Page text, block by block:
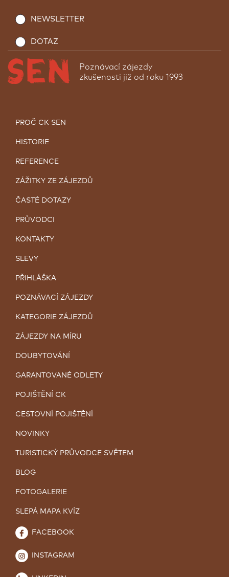
NEWSLETTER
DOTAZ
Poznávací zájezdy
zkušenosti již od roku 1993
PROČ CK SEN
HISTORIE
REFERENCE
ZÁŽITKY ZE ZÁJEZDŮ
ČASTÉ DOTAZY
PRŮVODCI
KONTAKTY
SLEVY
PŘIHLÁŠKA
POZNÁVACÍ ZÁJEZDY
KATEGORIE ZÁJEZDŮ
ZÁJEZDY NA MÍRU
DOUBYTOVÁNÍ
GARANTOVANÉ ODLETY
POJIŠTĚNÍ CK
CESTOVNÍ POJIŠTĚNÍ
NOVINKY
TURISTICKÝ PRŮVODCE SVĚTEM
BLOG
FOTOGALERIE
SLEPÁ MAPA KVÍZ
FACEBOOK
INSTAGRAM